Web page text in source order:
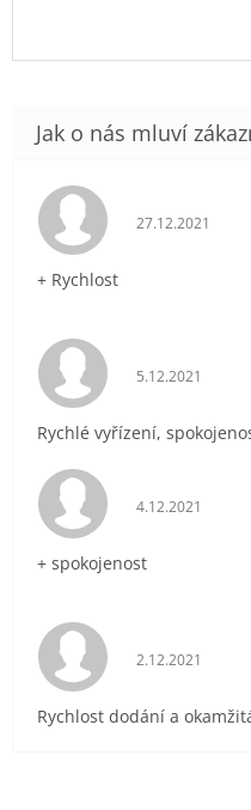
Hodnocení
27.12.2021
+ Rychlost
Hodnocení
5.12.2021
Rychlé vyřízení,
Hodnocení
4.12.2021
+ spokojenost
Hodnocení
2.12.2021
Rychlost dodání a